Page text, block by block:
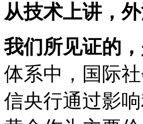
从技术上讲，
我们所见证的
体系中，国际
信央行通过影